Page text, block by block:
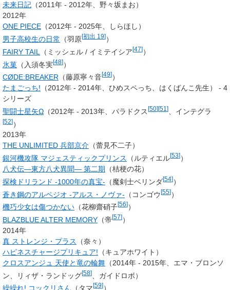
未来日記 （2011年 - 2012年、 野々坂まお）
2012年
ONE PIECE （2012年 - 2025年、しらほし）
男子高校生の日常
（羽原[初出 19] ）
FAIRY TAIL
（ミッシェル / イミテイシア[47]）
氷菓 （ 入須冬実[48]）
CØDE:BREAKER （藤原寧々音[49] ）
たまごっち! （2012年 - 2014年、 ひめスペっち 、はくばんこ先生） - 4
シリーズ
聖闘士星矢Ω （2012年 - 2013年、パラドクス[50][51 ] 、インテグラ
[52]）
2013年
THE UNLIMITED 兵部京介 （蕾見不二子）
銀河機攻隊 マジェスティックプリンス
（ルティエル[53] ）
八犬伝―東方八犬異聞― 第二期 （桔梗の花）
探検ドリランド -1000年の真宝- （魔剣士ベリンダ[54]）
蒼き鋼のアルペジオ -アルス・ノヴァ- （ コンゴウ[55]）
機巧少女は傷つかない （花柳齋硝子[56] ）
BLAZBLUE ALTER MEMORY （帝[57]）
2014年
真 ストレンジ・プラス
（奈々）
ハピネスチャージプリキュア! （キュアホワイト）
クロスアンジュ 天使と竜の輪舞 （2014年 - 2015年、エマ・ブロンソ
ン、リィザ・ランドッグ[58]
、ガイドロボ）
繰繰れ! コックリさん （タマ[59] ）